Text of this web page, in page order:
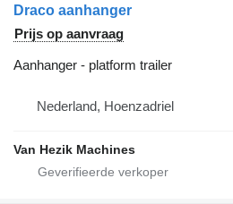
Draco aanhanger
Prijs op aanvraag
Aanhanger - platform trailer
Nederland, Hoenzadriel
Van Hezik Machines